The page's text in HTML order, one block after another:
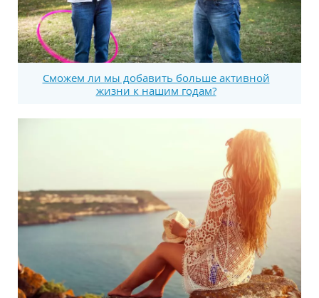
Сможем ли мы добавить больше активной
жизни к нашим годам?